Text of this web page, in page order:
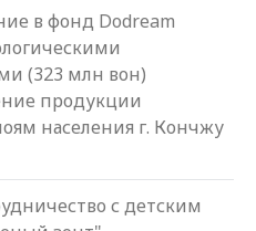
в фонд Dodream
(323 млн вон)
продукции
населения г. Кончжу
с детским